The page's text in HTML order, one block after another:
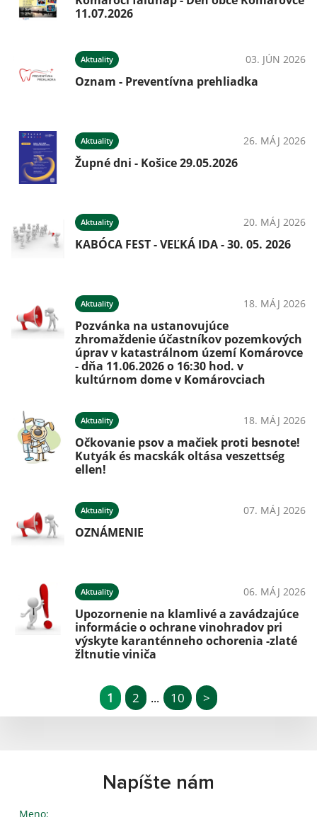
11.07.2026
Aktuality 03. JÚN 2026
Oznam - Preventívna prehliadka
Aktuality 26. MÁJ 2026
Župné dni - Košice 29.05.2026
Aktuality 20. MÁJ 2026
KABÓCA FEST - VEĽKÁ IDA - 30. 05. 2026
Aktuality 18. MÁJ 2026
Pozvánka na ustanovujúce
zhromaždenie účastníkov pozemkových
úprav v katastrálnom území Komárovce
- dňa 11.06.2026 o 16:30 hod. v
kultúrnom dome v Komárovciach
Aktuality 18. MÁJ 2026
Očkovanie psov a mačiek proti besnote!
Kutyák és macskák oltása veszettség
ellen!
Aktuality 07. MÁJ 2026
OZNÁMENIE
Aktuality 06. MÁJ 2026
Upozornenie na klamlivé a zavádzajúce
informácie o ochrane vinohradov pri
výskyte karanténneho ochorenia -zlaté
žltnutie viniča
1 2 ... 10 >
Napíšte nám
Meno: